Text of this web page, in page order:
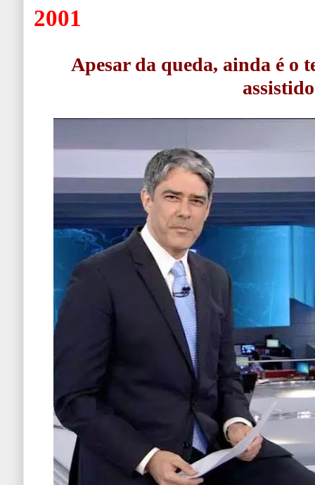
2001
Apesar da queda, ainda é o
assistido